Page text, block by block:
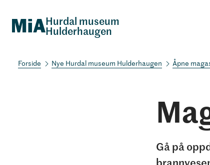
Hurdal museum
Hulderhaugen
Nye Hurdal museum Hulderhaugen Åpne
Gå på